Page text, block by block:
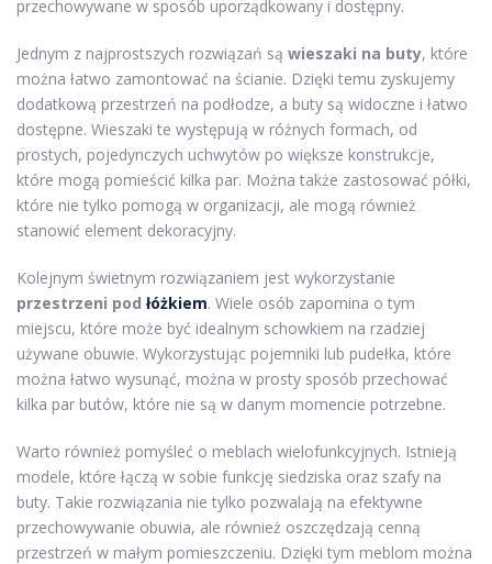
przechowywane w sposób uporządkowany i dostępny.
Jednym z najprostszych rozwiązań są wieszaki na buty, które
można łatwo zamontować na ścianie. Dzięki temu zyskujemy
dodatkową przestrzeń na podłodze, a buty są widoczne i łatwo
dostępne. Wieszaki te występują w różnych formach, od
prostych, pojedynczych uchwytów po większe konstrukcje,
które mogą pomieścić kilka par. Można także zastosować półki,
które nie tylko pomogą w organizacji, ale mogą również
stanowić element dekoracyjny.
Kolejnym świetnym rozwiązaniem jest wykorzystanie
przestrzeni pod łóżkiem. Wiele osób zapomina o tym
miejscu, które może być idealnym schowkiem na rzadziej
używane obuwie. Wykorzystując pojemniki lub pudełka, które
można łatwo wysunąć, można w prosty sposób przechować
kilka par butów, które nie są w danym momencie potrzebne.
Warto również pomyśleć o meblach wielofunkcyjnych. Istnieją
modele, które łączą w sobie funkcję siedziska oraz szafy na
buty. Takie rozwiązania nie tylko pozwalają na efektywne
przechowywanie obuwia, ale również oszczędzają cenną
przestrzeń w małym pomieszczeniu. Dzięki tym meblom można